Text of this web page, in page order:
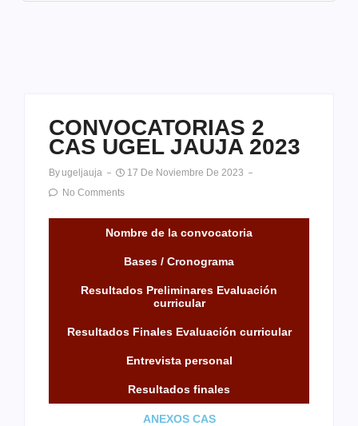
CONVOCATORIAS 2
CAS UGEL JAUJA 2023
By Ugeljauja
17 De Noviembre De 2023
No Comments
Nombre de la convocatoria
Bases / Cronograma
Resultados Preliminares Evaluación
curricular
Resultados Finales Evaluación curricular
Entrevista personal
Resultados finales
ANEXOS CAS